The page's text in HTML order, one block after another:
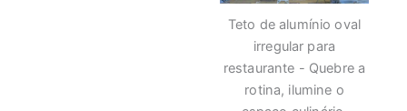
Teto de alumínio oval
irregular para
restaurante - Quebre a
rotina, ilumine o